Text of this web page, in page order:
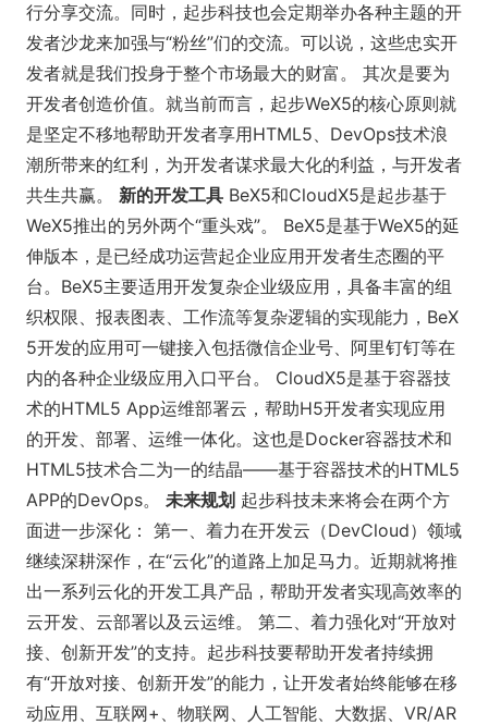
行分享交流。同时，起步科技也会定期举办各种主题的开
发者沙龙来加强与“粉丝”们的交流。可以说，这些忠实开
发者就是我们投身于整个市场最大的财富。 其次是要为
开发者创造价值。就当前而言，起步WeX5的核心原则就
是坚定不移地帮助开发者享用HTML5、DevOps技术浪
潮所带来的红利，为开发者谋求最大化的利益，与开发者
共生共赢。 新的开发工具 BeX5和CloudX5是起步基于
WeX5推出的另外两个“重头戏”。 BeX5是基于WeX5的延
伸版本，是已经成功运营起企业应用开发者生态圈的平
台。BeX5主要适用开发复杂企业级应用，具备丰富的组
织权限、报表图表、工作流等复杂逻辑的实现能力，BeX
5开发的应用可一键接入包括微信企业号、阿里钉钉等在
内的各种企业级应用入口平台。 CloudX5是基于容器技
术的HTML5 App运维部署云，帮助H5开发者实现应用
的开发、部署、运维一体化。这也是Docker容器技术和
HTML5技术合二为一的结晶——基于容器技术的HTML5
APP的DevOps。 未来规划 起步科技未来将会在两个方
面进一步深化： 第一、着力在开发云（DevCloud）领域
继续深耕深作，在“云化”的道路上加足马力。近期就将推
出一系列云化的开发工具产品，帮助开发者实现高效率的
云开发、云部署以及云运维。 第二、着力强化对“开放对
接、创新开发”的支持。起步科技要帮助开发者持续拥
有“开放对接、创新开发”的能力，让开发者始终能够在移
动应用、互联网+、物联网、人工智能、大数据、VR/AR